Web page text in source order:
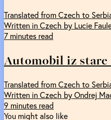
Translated from Czech to
Written in Czech by Lucie
7 minutes read
Automobil iz stare
Translated from Czech to
Written in Czech by Ondrej
9 minutes read
You might also like